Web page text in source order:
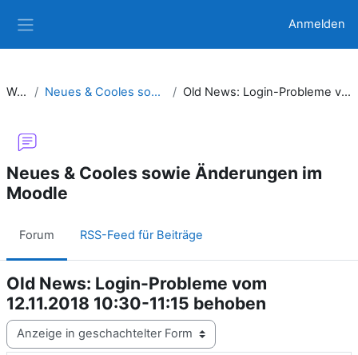
Anmelden
Website Neues & Cooles sowie Änderungen im Moodle Old News: Login-Probleme vom 12.11.2018 10:30-11:15 behoben
Neues & Cooles sowie Änderungen im
Moodle
Forum RSS-Feed für Beiträge
Old News: Login-Probleme vom
12.11.2018 10:30-11:15 behoben
Anzeigemodus